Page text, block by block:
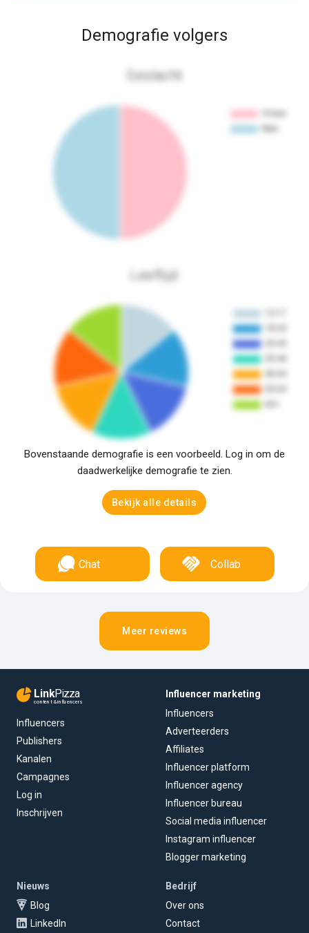
Demografie volgers
Geslacht
Leeftijd
Bovenstaande demografie is een voorbeeld. Log in om de
daadwerkelijke demografie te zien.
Bekijk alle details
Chat Collab
Meer reviews
LinkPizza
content & influencers
Influencers
Publishers
Kanalen
Campagnes
Log in
Inschrijven
Influencer marketing
Influencers
Adverteerders
Affiliates
Influencer platform
Influencer agency
Influencer bureau
Social media influencer
Instagram influencer
Blogger marketing
Nieuws
Blog
LinkedIn
Bedrijf
Over ons
Contact